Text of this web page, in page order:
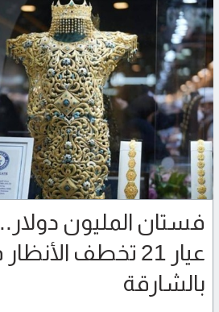
فستان المليون
عيار 21 تخطف
بالشارقة